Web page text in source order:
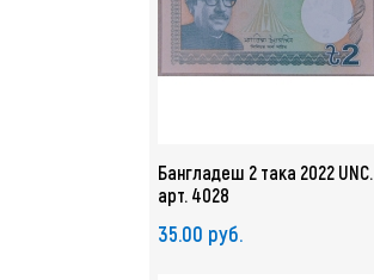
Бангладеш 2 така 2022 UNC.
арт. 4028
35.00 руб.